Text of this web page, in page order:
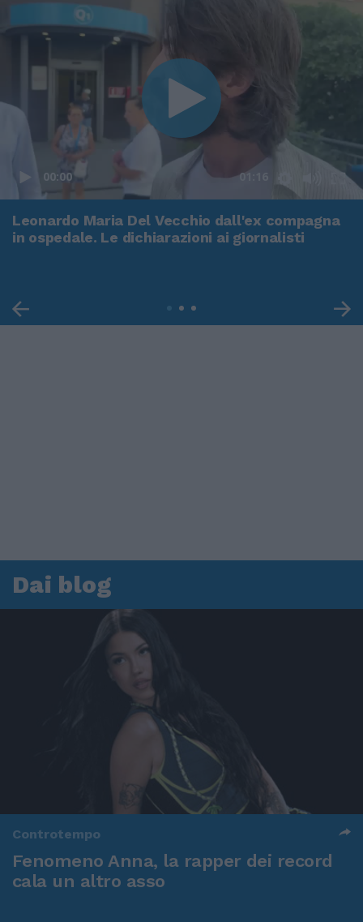
00:00 01:16
Leonardo Maria Del Vecchio dall'ex compagna
in ospedale. Le dichiarazioni ai giornalisti
Dai blog
Controtempo
Fenomeno Anna, la rapper dei record
cala un altro asso